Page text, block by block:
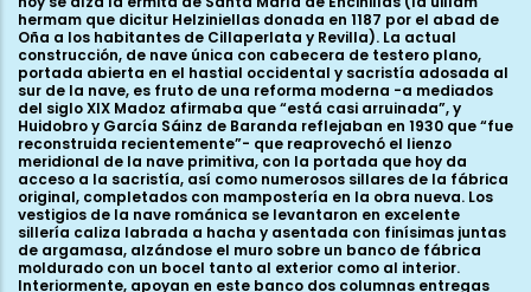
hermam que dicitur Helziniellas donada en 1187 por el abad de
Oña a los habitantes de Cillaperlata y Revilla). La actual
construcción, de nave única con cabecera de testero plano,
portada abierta en el hastial occidental y sacristía adosada al
sur de la nave, es fruto de una reforma moderna -a mediados
del siglo XIX Madoz afirmaba que “está casi arruinada”, y
Huidobro y García Sáinz de Baranda reflejaban en 1930 que “fue
reconstruida recientemente”- que reaprovechó el lienzo
meridional de la nave primitiva, con la portada que hoy da
acceso a la sacristía, así como numerosos sillares de la fábrica
original, completados con mampostería en la obra nueva. Los
vestigios de la nave románica se levantaron en excelente
sillería caliza labrada a hacha y asentada con finísimas juntas
de argamasa, alzándose el muro sobre un banco de fábrica
moldurado con un bocel tanto al exterior como al interior.
Interiormente, apoyan en este banco dos columnas entregas